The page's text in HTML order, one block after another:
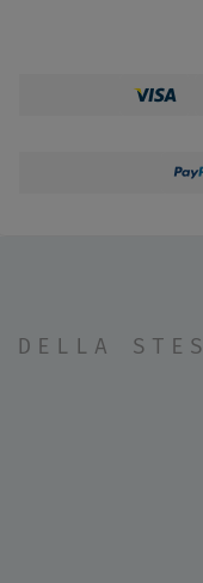
DELLA